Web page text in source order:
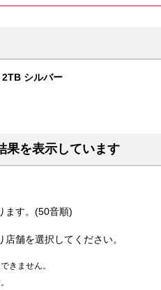
シルバー
果を表示しています
ます。(50音順)
舗を選択してください。
きません。